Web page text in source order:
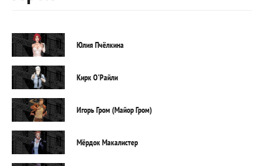
Юлия Пчёлкина
Кирк О'Райли
Игорь Гром (Майор Гром)
Мёрдок Макалистер